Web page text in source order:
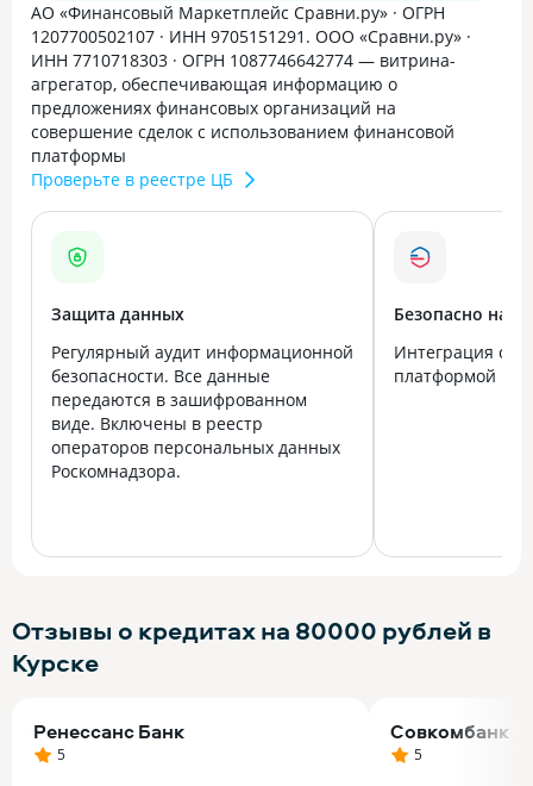
АО «Финансовый Маркетплейс Сравни.ру» · ОГРН
1207700502107 · ИНН 9705151291. ООО «Сравни.ру» ·
ИНН 7710718303 · ОГРН 1087746642774 — витрина-
агрегатор, обеспечивающая информацию о
предложениях финансовых организаций на
совершение сделок с использованием финансовой
платформы
Проверьте в реестре ЦБ
Защита данных
Регулярный аудит информационной
безопасности. Все данные
передаются в зашифрованном
виде. Включены в реестр
операторов персональных данных
Роскомнадзора.
Безопасно на
Интеграция с
платформой
Отзывы о кредитах на 80000 рублей в
Курске
Ренессанс Банк
5
Совкомбанк
5